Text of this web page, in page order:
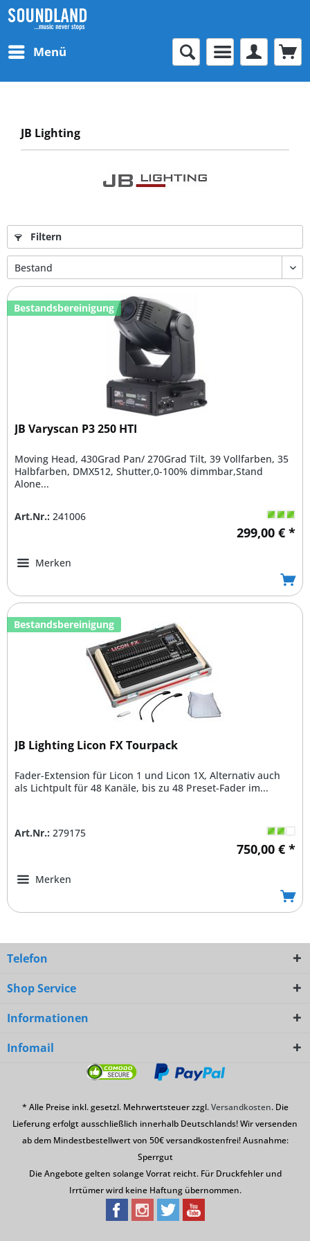
Menü
JB Lighting
Filtern
Bestandsbereinigung
JB Varyscan P3 250 HTI
Moving Head, 430Grad Pan/ 270Grad Tilt, 39 Vollfarben, 35
Halbfarben, DMX512, Shutter,0-100% dimmbar,Stand
Alone...
Art.Nr.: 241006
299,00 € *
Merken
Bestandsbereinigung
JB Lighting Licon FX Tourpack
Fader-Extension für Licon 1 und Licon 1X, Alternativ auch
als Lichtpult für 48 Kanäle, bis zu 48 Preset-Fader im...
Art.Nr.: 279175
750,00 € *
Merken
Telefon
Shop Service
Informationen
Infomail
* Alle Preise inkl. gesetzl. Mehrwertsteuer zzgl.Versandkosten. Die
Lieferung erfolgt ausschließlich innerhalb Deutschlands! Wir versenden
ab dem Mindestbestellwert von 50€ versandkostenfrei! Ausnahme:
Sperrgut
Die Angebote gelten solange Vorrat reicht. Für Druckfehler und
Irrtümer wird keine Haftung übernommen.